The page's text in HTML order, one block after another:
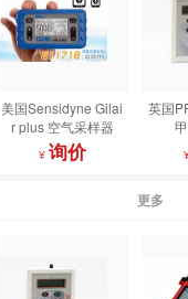
美国Sensidyne Gilai
r plus 空气采样器
¥ 询价
英国
更多